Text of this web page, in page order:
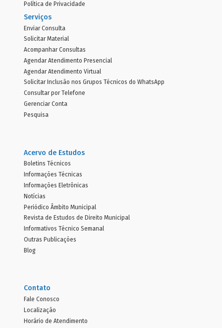
Política de Privacidade
Serviços
Enviar Consulta
Solicitar Material
Acompanhar Consultas
Agendar Atendimento Presencial
Agendar Atendimento Virtual
Solicitar Inclusão nos Grupos Técnicos do WhatsApp
Consultar por Telefone
Gerenciar Conta
Pesquisa
Acervo de Estudos
Boletins Técnicos
Informações Técnicas
Informações Eletrônicas
Notícias
Periódico Âmbito Municipal
Revista de Estudos de Direito Municipal
Informativos Técnico Semanal
Outras Publicações
Blog
Contato
Fale Conosco
Localização
Horário de Atendimento